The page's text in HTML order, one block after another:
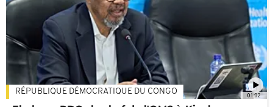
01:02
RÉPUBLIQUE DÉMOCRATIQUE DU CONGO